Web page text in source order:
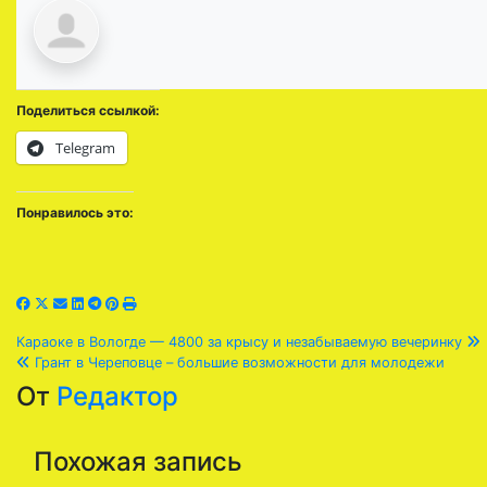
Поделиться ссылкой:
Telegram
Понравилось это:
Навигация
по
Караоке в Вологде — 4800 за крысу и незабываемую вечеринку
Грант в Череповце – большие возможности для молодежи
От Редактор
Похожая запись